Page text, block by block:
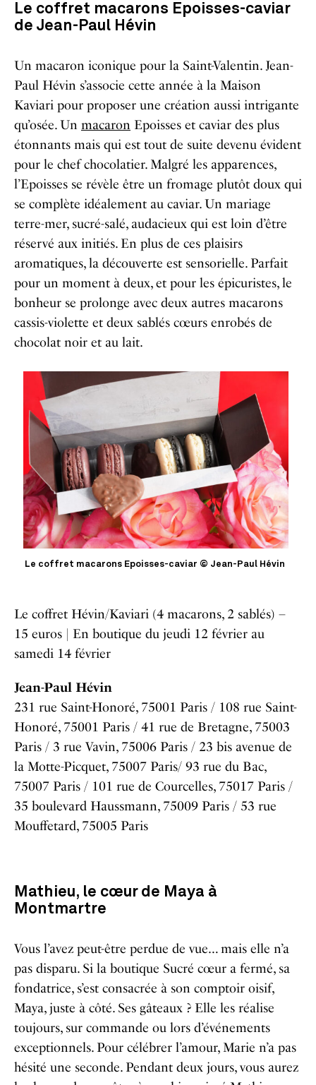
Le coffret macarons Epoisses-caviar
de Jean-Paul Hévin
Un macaron iconique pour la Saint-Valentin. Jean-
Paul Hévin s’associe cette année à la Maison
Kaviari pour proposer une création aussi intrigante
qu’osée. Un macaron Epoisses et caviar des plus
étonnants mais qui est tout de suite devenu évident
pour le chef chocolatier. Malgré les apparences,
l’Epoisses se révèle être un fromage plutôt doux qui
se complète idéalement au caviar. Un mariage
terre-mer, sucré-salé, audacieux qui est loin d’être
réservé aux initiés. En plus de ces plaisirs
aromatiques, la découverte est sensorielle. Parfait
pour un moment à deux, et pour les épicuristes, le
bonheur se prolonge avec deux autres macarons
cassis-violette et deux sablés cœurs enrobés de
chocolat noir et au lait.
Le coffret macarons Epoisses-caviar © Jean-Paul Hévin
Le coffret Hévin/Kaviari (4 macarons, 2 sablés) –
15 euros | En boutique du jeudi 12 février au
samedi 14 février
Jean-Paul Hévin
231 rue Saint-Honoré, 75001 Paris / 108 rue Saint-
Honoré, 75001 Paris / 41 rue de Bretagne, 75003
Paris / 3 rue Vavin, 75006 Paris / 23 bis avenue de
la Motte-Picquet, 75007 Paris/ 93 rue du Bac,
75007 Paris / 101 rue de Courcelles, 75017 Paris /
35 boulevard Haussmann, 75009 Paris / 53 rue
Mouffetard, 75005 Paris
Mathieu, le cœur de Maya à
Montmartre
Vous l’avez peut-être perdue de vue… mais elle n’a
pas disparu. Si la boutique Sucré cœur a fermé, sa
fondatrice, s’est consacrée à son comptoir oisif,
Maya, juste à côté. Ses gâteaux ? Elle les réalise
toujours, sur commande ou lors d’événements
exceptionnels. Pour célébrer l’amour, Marie n’a pas
hésité une seconde. Pendant deux jours, vous aurez